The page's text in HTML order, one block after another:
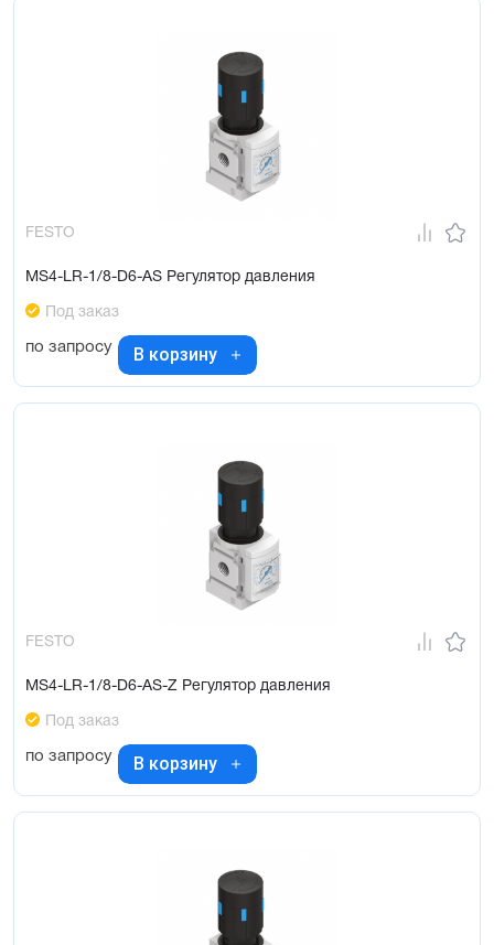
FESTO
MS4-LR-1/8-D6-AS Регулятор давления
Под заказ
по запросу В корзину
FESTO
MS4-LR-1/8-D6-AS-Z Регулятор давления
Под заказ
по запросу В корзину